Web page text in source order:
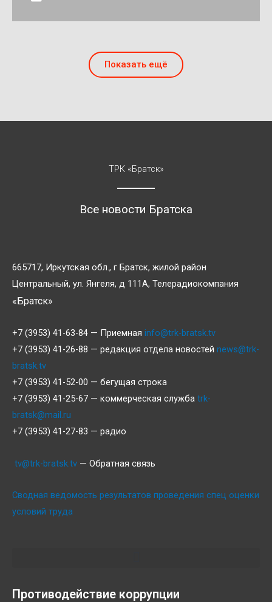
Показать ещё
ТРК «Братск»
Все новости Братска
665717, Иркутская обл., г Братск, жилой район
Центральный, ул. Янгеля, д 111А, Телерадиокомпания
«Братск»
+7 (3953) 41-63-84 — Приемная info@trk-bratsk.tv
+7 (3953) 41-26-88 — редакция отдела новостей news@trk-
bratsk.tv
+7 (3953) 41-52-00 — бегущая строка
+7 (3953) 41-25-67 — коммерческая служба trk-
bratsk@mail.ru
+7 (3953) 41-27-83 — радио
tv@trk-bratsk.tv — Обратная связь
Сводная ведомость результатов проведения спец оценки
условий труда
Противодействие коррупции